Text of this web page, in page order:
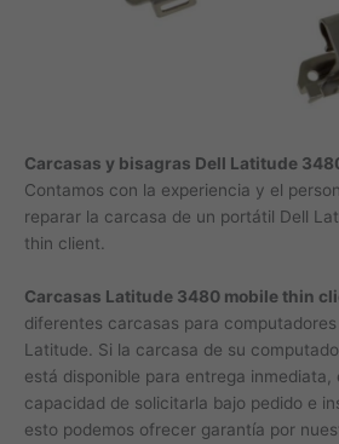
Carcasas y bisagras Dell Latitude
Contamos con la experiencia y el
reparar la carcasa de un portátil Dell
thin client.
Carcasas Latitude 3480 mobile thin
diferentes carcasas para
Latitude. Si la carcasa de su
está disponible para entrega inmediata,
capacidad de solicitarla bajo pedido e
esto podemos ofrecer garantía por